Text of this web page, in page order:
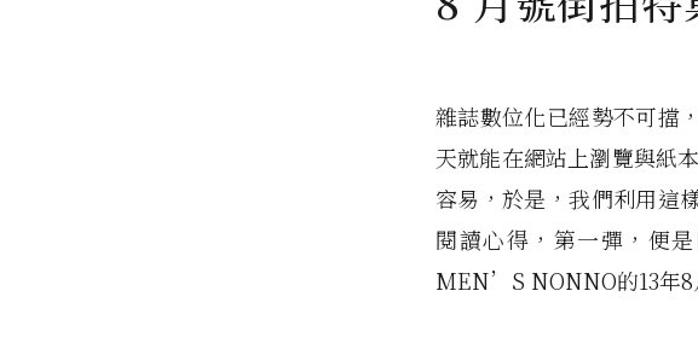
雜誌數位化已經勢不可擋
天就能在網站上瀏覽與紙
容易，於是，我們利用這
閱讀心得，第一彈，便
MEN’S NONNO的13年8